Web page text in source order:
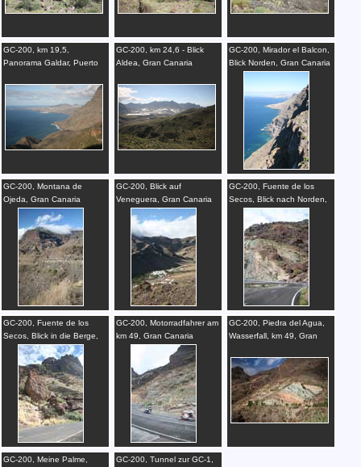
GC-200, km 19,5,
Panorama Galdar, Puerto
Canaria
GC-200, km 24,6 - Blick
Aldea, Gran Canaria
GC-200, Mirador el Balcon,
Blick Norden, Gran Canaria
GC-200, Montana de
Ojeda, Gran Canaria
GC-200, Blick auf
Veneguera, Gran Canaria
GC-200, Fuente de los
Secos, Blick nach Norden,
Gran Canaria
GC-200, Fuente de los
Secos, Blick in die Berge,
Gran Canaria
GC-200, Motorradfahrer am
km 49, Gran Canaria
GC-200, Piedra del Agua,
Wasserfall, km 49, Gran
GC-200, Meine Palme,
GC-200, Tunnel zur GC-1,